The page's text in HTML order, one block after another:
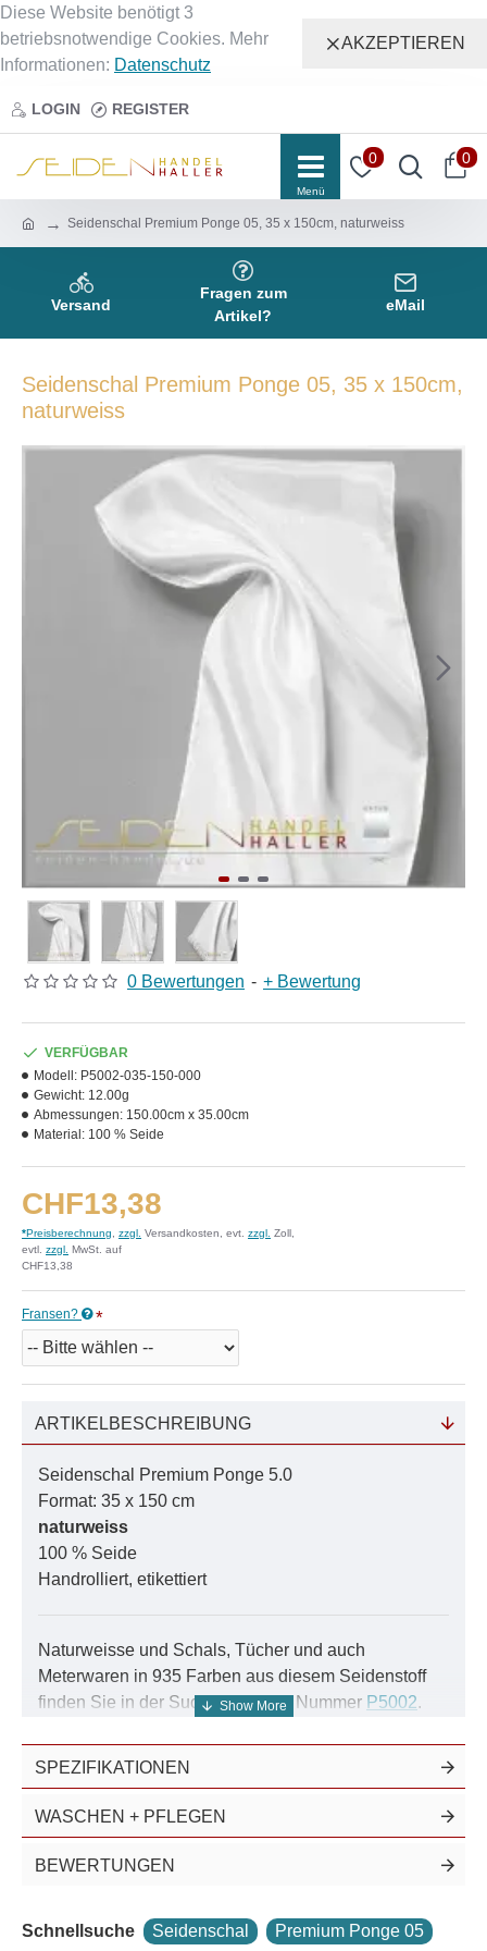
Diese Website benötigt 3
betriebsnotwendige Cookies. Mehr
Informationen: Datenschutz
AKZEPTIEREN
LOGIN REGISTER
0 0
Seidenschal Premium Ponge 05, 35 x 150cm, naturweiss
Versand
Fragen zum
Artikel?
eMail
Seidenschal Premium Ponge 05, 35 x 150cm,
naturweiss
0 Bewertungen - + Bewertung
CHF13,38
*Preisberechnung zzgl. Versandkosten, evt. zzgl. Zoll,
evtl. zzgl. MwSt. auf
CHF13,38
VERFÜGBAR
Modell: P5002-035-150-000
Gewicht: 12.00g
Abmessungen: 150.00cm x 35.00cm
Material: 100 % Seide
Fransen?
ARTIKELBESCHREIBUNG
Seidenschal Premium Ponge 5.0
Format: 35 x 150 cm
naturweiss
100 % Seide
Handrolliert, etikettiert
Naturweisse und Schals, Tücher und auch
Meterwaren in 935 Farben aus diesem Seidenstoff
finden Sie in der Suche unter der Nummer P5002.
Ponge-Seide ist bekannt für ihre Atmungsaktivität. Im
Gegensatz zu synthetischen Materialien, die oft
stickig und unbequem sein können, ermöglicht
wärmere Jahreszeiten. Aber auch in kälteren
SPEZIFIKATIONEN
WASCHEN + PFLEGEN
BEWERTUNGEN
Schnellsuche Seidenschal Premium Ponge 05